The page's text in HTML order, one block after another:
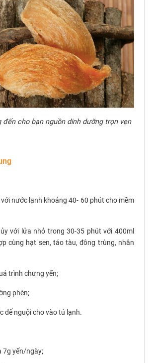
đến cho bạn nguồn dinh dưỡng trọn vẹn
nước lạnh khoảng 40- 60 phút cho mềm
với lửa nhỏ trong 30-35 phút với 400ml
cùng hạt sen, táo tàu, đông trùng, nhân
trình chưng yến;
phèn;
để nguội cho vào tủ lạnh.
7g yến/ngày;